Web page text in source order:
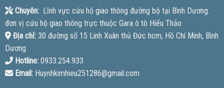
Chuyên:Lĩnh vực cứu hộ giao thông đường bộ tại Bình Dương.
đơn vị cứu hộ giao thông trực thuộc Gara ô tô Hiếu Thảo
Địa chỉ:30 đường số 15 Linh Xuân thủ Đức hcm, Hồ Chí Minh, Bình
Dương
Hotline:0933.254.933
Email:Huynhkimhieu251286@gmail.com